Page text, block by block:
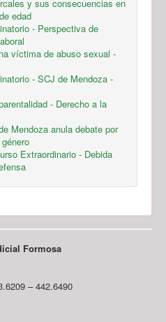
y sus consecuencias en
edad
- Perspectiva de
víctima de abuso sexual -
- SCJ de Mendoza -
- Derecho a la
Mendoza anula debate por
Extraordinario - Debida
Formosa
– 442.6490